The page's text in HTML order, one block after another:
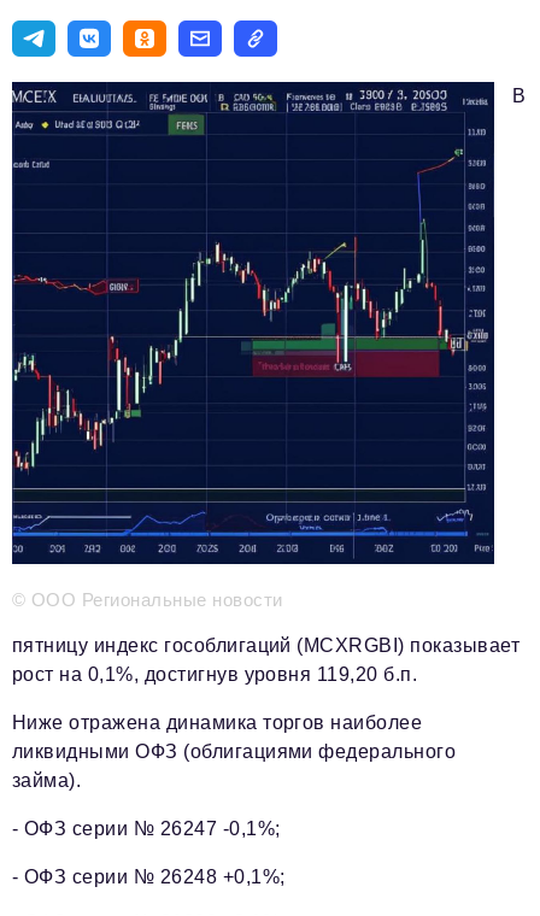
Эксперты
Видео
Телефон редакции:
Информационный отдел
info@business-magazine.online
Отдел рекламы
reklama@business-magazine.online
Отдел распространения/редакционная подписка
podpiska@business-magazine.online
Отдел по работе с партнерами
partner@business-magazine.online
© ООО Региональные новости
В
пятницу индекс гособлигаций (MCXRGBI) показывает
рост на 0,1%, достигнув уровня 119,20 б.п.
Ниже отражена динамика торгов наиболее
ликвидными ОФЗ (облигациями федерального
займа).
- ОФЗ серии № 26247 -0,1%;
- ОФЗ серии № 26248 +0,1%;